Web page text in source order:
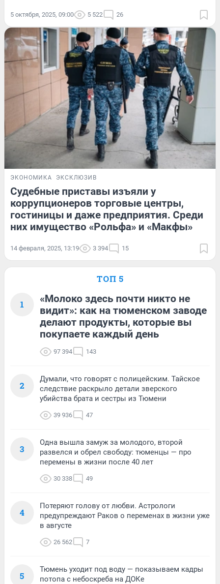
5 октября, 2025, 09:00 5 522 26
ЭКОНОМИКА ЭКСКЛЮЗИВ
Судебные приставы изъяли у
коррупционеров торговые центры,
гостиницы и даже предприятия. Среди
них имущество «Рольфа» и «Макфы»
14 февраля, 2025, 13:19 3 394 15
ТОП 5
1
«Молоко здесь почти никто не
видит»: как на тюменском заводе
делают продукты, которые вы
покупаете каждый день
97 394 143
2
Думали, что говорят с полицейским. Тайское
следствие раскрыло детали зверского
убийства брата и сестры из Тюмени
39 936 47
3
Одна вышла замуж за молодого, второй
развелся и обрел свободу: тюменцы — про
перемены в жизни после 40 лет
30 338 49
4
Потеряют голову от любви. Астрологи
предупреждают Раков о переменах в жизни уже
в августе
26 562 7
5
Тюмень уходит под воду — показываем кадры
потопа с небоскреба на ДОКе